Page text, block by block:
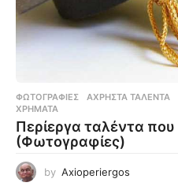
ΦΩΤΟΓΡΑΦΊΕΣ ΆΧΡΗΣΤΑ ΤΑΛΈΝΤΑ
ΧΡΉΜΑΤΑ
Περίεργα ταλέντα
(Φωτογραφίες)
by Axioperiergos